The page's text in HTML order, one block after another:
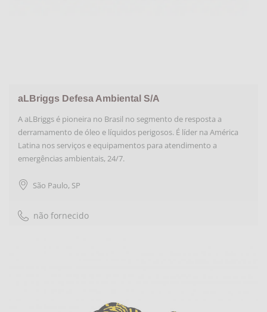
aLBriggs Defesa Ambiental S/A
A aLBriggs é pioneira no Brasil no segmento de resposta a
derramamento de óleo e líquidos perigosos. É líder na América
Latina nos serviços e equipamentos para atendimento a
emergências ambientais, 24/7.
São Paulo, SP
não fornecido